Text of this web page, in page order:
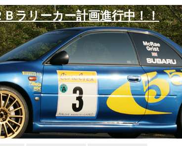
ラリーカー計画進行中！！